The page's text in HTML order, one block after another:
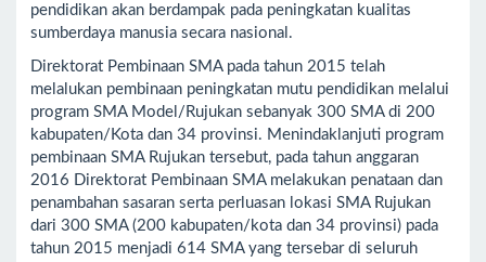
pendidikan akan berdampak pada peningkatan kualitas
sumberdaya manusia secara nasional.
Direktorat Pembinaan SMA pada tahun 2015 telah
melalukan pembinaan peningkatan mutu pendidikan melalui
program SMA Model/Rujukan sebanyak 300 SMA di 200
kabupaten/Kota dan 34 provinsi. Menindaklanjuti program
pembinaan SMA Rujukan tersebut, pada tahun anggaran
2016 Direktorat Pembinaan SMA melakukan penataan dan
penambahan sasaran serta perluasan lokasi SMA Rujukan
dari 300 SMA (200 kabupaten/kota dan 34 provinsi) pada
tahun 2015 menjadi 614 SMA yang tersebar di seluruh